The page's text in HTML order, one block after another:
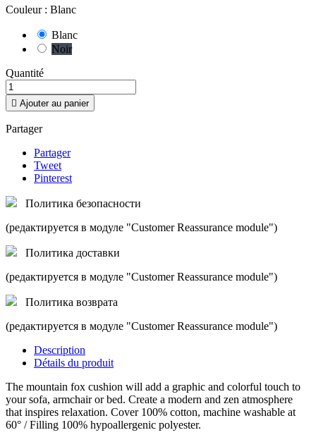
Couleur : Blanc
Blanc
Noir
Quantité
 Ajouter au panier
Partager
Partager
Tweet
Pinterest
Политика безопасности
(редактируется в модуле "Customer Reassurance module")
Политика доставки
(редактируется в модуле "Customer Reassurance module")
Политика возврата
(редактируется в модуле "Customer Reassurance module")
Description
Détails du produit
The mountain fox cushion will add a graphic and colorful touch to
your sofa, armchair or bed. Create a modern and zen atmosphere
that inspires relaxation. Cover 100% cotton, machine washable at
60° / Filling 100% hypoallergenic polyester.